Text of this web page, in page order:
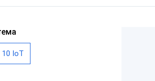
ККТ без ОС
С кард ридером
10 IoT